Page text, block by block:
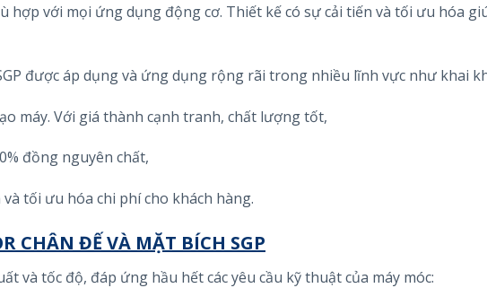
hợp với mọi ứng dụng động cơ. Thiết kế có sự cải tiến và tối ưu hóa
được áp dụng và ứng dụng rộng rãi trong nhiều lĩnh vực như khai
máy. Với giá thành cạnh tranh, chất lượng tốt,
đồng nguyên chất,
tối ưu hóa chi phí cho khách hàng.
CHÂN ĐẾ VÀ MẶT BÍCH SGP
và tốc độ, đáp ứng hầu hết các yêu cầu kỹ thuật của máy móc: